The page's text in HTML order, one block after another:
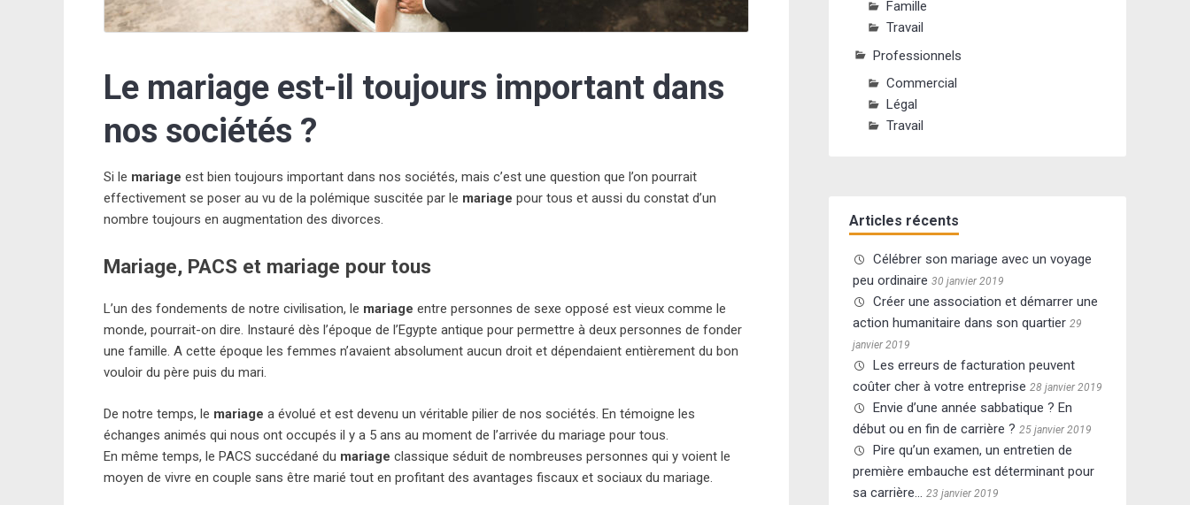
Le mariage est-il toujours important dans
nos sociétés ?
Si le mariage est bien toujours important dans nos sociétés, mais c’est une question que l’on pourrait
effectivement se poser au vu de la polémique suscitée par le mariage pour tous et aussi du constat d’un
nombre toujours en augmentation des divorces.
Mariage, PACS et mariage pour tous
L’un des fondements de notre civilisation, le mariage entre personnes de sexe opposé est vieux comme le
monde, pourrait-on dire. Instauré dès l’époque de l’Egypte antique pour permettre à deux personnes de fonder
une famille. A cette époque les femmes n’avaient absolument aucun droit et dépendaient entièrement du bon
vouloir du père puis du mari.
De notre temps, le mariage a évolué et est devenu un véritable pilier de nos sociétés. En témoigne les
échanges animés qui nous ont occupés il y a 5 ans au moment de l’arrivée du mariage pour tous.
En même temps, le PACS succédané du mariage classique séduit de nombreuses personnes qui y voient le
moyen de vivre en couple sans être marié tout en profitant des avantages fiscaux et sociaux du mariage.
Famille
Travail
Professionnels
Commercial
Légal
Travail
Articles récents
Célébrer son mariage avec un voyage
peu ordinaire 30 janvier 2019
Créer une association et démarrer une
action humanitaire dans son quartier 29
janvier 2019
Les erreurs de facturation peuvent
coûter cher à votre entreprise 28 janvier 2019
Envie d’une année sabbatique ? En
début ou en fin de carrière ? 25 janvier 2019
Pire qu’un examen, un entretien de
première embauche est déterminant pour
sa carrière… 23 janvier 2019